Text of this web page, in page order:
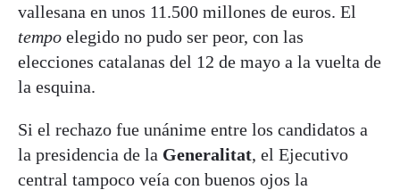
vallesana en unos 11.500 millones de euros. El
tempo elegido no pudo ser peor, con las
elecciones catalanas del 12 de mayo a la vuelta de
la esquina.
Si el rechazo fue unánime entre los candidatos a
la presidencia de la Generalitat, el Ejecutivo
central tampoco veía con buenos ojos la